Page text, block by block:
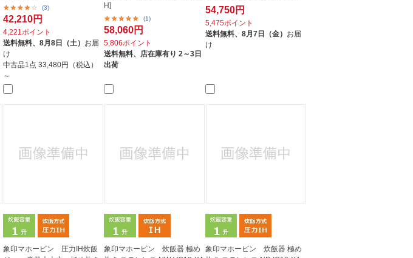
(3)
42,210円
4,221ポイント
送料無料、 8月8日（土） お届
け
中古品1点 33,480円（税込）
～
H]
(1)
58,060円
5,806ポイント
送料無料、 店在庫有り 2～3日
出荷
54,750円
5,475ポイント
送料無料、 8月7日（金） お届
け
象印マホービン 圧力IH炊飯
象印マホービン 炊飯器 極め
象印マホービン 炊飯器 極め